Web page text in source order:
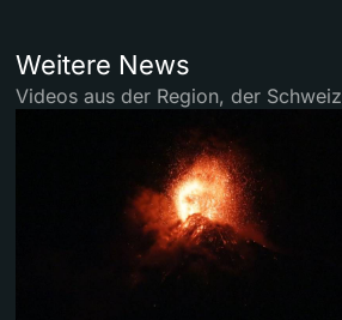
Weitere News
Videos aus der Region, der